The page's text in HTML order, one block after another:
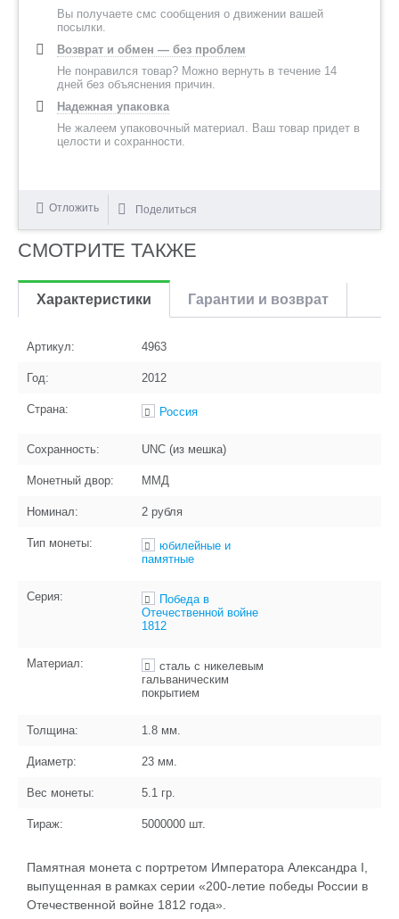
Вы получаете смс сообщения о движении вашей
посылки.
Возврат и обмен — без проблем
Не понравился товар? Можно вернуть в течение 14
дней без объяснения причин.
Надежная упаковка
Не жалеем упаковочный материал. Ваш товар придет в
целости и сохранности.
Отложить Поделиться
СМОТРИТЕ ТАКЖЕ
Характеристики Гарантии и возврат
Артикул: 4963
Год: 2012
Страна: Россия
Сохранность: UNC (из мешка)
Монетный двор: ММД
Номинал: 2 рубля
Тип монеты:
юбилейные и
памятные
Серия:
Победа в
Отечественной войне
1812
Материал:
сталь с никелевым
гальваническим
покрытием
Толщина: 1.8 мм.
Диаметр: 23 мм.
Вес монеты: 5.1 гр.
Тираж: 5000000 шт.
Памятная монета с портретом Императора Александра I,
выпущенная в рамках серии «200-летие победы России в
Отечественной войне 1812 года».